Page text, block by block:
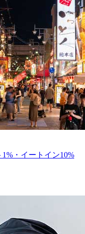
・イートイン10%